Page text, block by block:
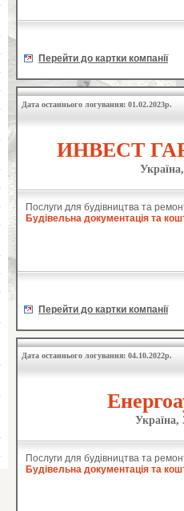
Перейти до картки компанії
Дата останнього логування: 01.02.2023р.
ИНВЕСТ
Послуги для будівництва та
Будівельна документація та
Перейти до картки компанії
Дата останнього логування: 04.10.2022р.
Україна,
Послуги для будівництва та
Будівельна документація та